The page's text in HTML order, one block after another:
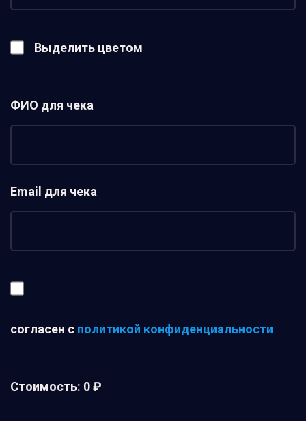
Выделить цветом
ФИО для чека
Email для чека
согласен с политикой конфиденциальности
Стоимость: 0 ₽